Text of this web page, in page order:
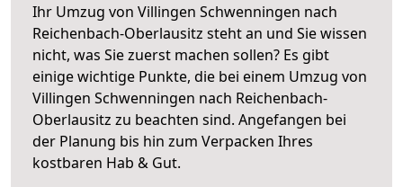
Ihr Umzug von Villingen Schwenningen nach
Reichenbach-Oberlausitz steht an und Sie wissen
nicht, was Sie zuerst machen sollen? Es gibt
einige wichtige Punkte, die bei einem Umzug von
Villingen Schwenningen nach Reichenbach-
Oberlausitz zu beachten sind. Angefangen bei
der Planung bis hin zum Verpacken Ihres
kostbaren Hab & Gut.